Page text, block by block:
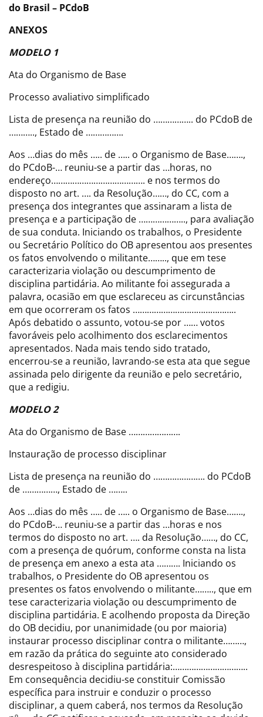
do Brasil – PCdoB
ANEXOS
MODELO 1
Ata do Organismo de Base
Processo avaliativo simplificado
Lista de presença na reunião do …………….. do PCdoB de
……….., Estado de …………….
Aos …dias do mês ….. de ….. o Organismo de Base…….,
do PCdoB-… reuniu-se a partir das …horas, no
endereço…………………………………. e nos termos do
disposto no art. …. da Resolução……, do CC, com a
presença dos integrantes que assinaram a lista de
presença e a participação de ……………….., para avaliação
de sua conduta. Iniciando os trabalhos, o Presidente
ou Secretário Político do OB apresentou aos presentes
os fatos envolvendo o militante…….., que em tese
caracterizaria violação ou descumprimento de
disciplina partidária. Ao militante foi assegurada a
palavra, ocasião em que esclareceu as circunstâncias
em que ocorreram os fatos ……………………………………..
Após debatido o assunto, votou-se por …… votos
favoráveis pelo acolhimento dos esclarecimentos
apresentados. Nada mais tendo sido tratado,
encerrou-se a reunião, lavrando-se esta ata que segue
assinada pelo dirigente da reunião e pelo secretário,
que a redigiu.
MODELO 2
Ata do Organismo de Base ………………….
Instauração de processo disciplinar
Lista de presença na reunião do …………………. do PCdoB
de ……………, Estado de ……..
Aos …dias do mês ….. de ….. o Organismo de Base…….,
do PCdoB-… reuniu-se a partir das …horas e nos
termos do disposto no art. …. da Resolução……, do CC,
com a presença de quórum, conforme consta na lista
de presença em anexo a esta ata ………. Iniciando os
trabalhos, o Presidente do OB apresentou os
presentes os fatos envolvendo o militante…….., que em
tese caracterizaria violação ou descumprimento de
disciplina partidária. E acolhendo proposta da Direção
do OB decidiu, por unanimidade (ou por maioria)
instaurar processo disciplinar contra o militante………,
em razão da prática do seguinte ato considerado
desrespeitoso à disciplina partidária:…………………………..
Em consequência decidiu-se constituir Comissão
específica para instruir e conduzir o processo
disciplinar, a quem caberá, nos termos da Resolução